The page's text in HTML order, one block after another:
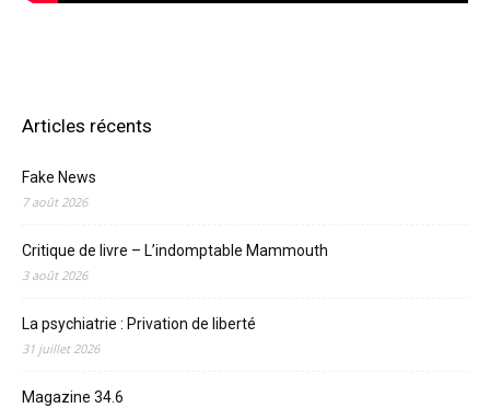
Articles récents
Fake News
7 août 2026
Critique de livre – L’indomptable Mammouth
3 août 2026
La psychiatrie : Privation de liberté
31 juillet 2026
Magazine 34.6